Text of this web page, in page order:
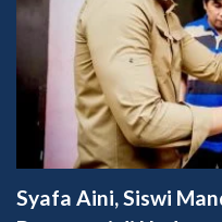
Syafa Aini, Siswi